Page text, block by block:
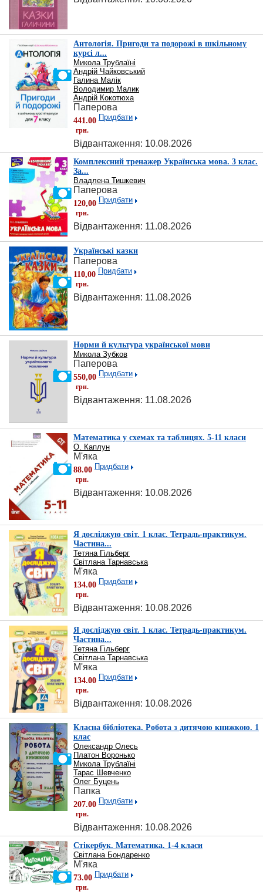
Антологія. Пригоди та подорожі в шкільному
курсі л...
Микола Трублаїні
Андрій Чайковський
Галина Малік
Володимир Малик
Андрій Кокотюха
Паперова
441.00
грн.
Придбати
Відвантаження: 10.08.2026
Комплексний тренажер Українська мова. 3 клас.
За...
Владлена Тишкевич
Паперова
120,00
грн.
Придбати
Відвантаження: 11.08.2026
Українські казки
Паперова
110,00
грн.
Придбати
Відвантаження: 11.08.2026
Норми й культура української мови
Микола Зубков
Паперова
550,00
грн.
Придбати
Відвантаження: 11.08.2026
Математика у схемах та таблицях. 5-11 класи
О. Каплун
М'яка
88.00
грн.
Придбати
Відвантаження: 10.08.2026
Я досліджую світ. 1 клас. Тетрадь-практикум.
Частина...
Тетяна Гільберг
Світлана Тарнавська
М'яка
134.00
грн.
Придбати
Відвантаження: 10.08.2026
Я досліджую світ. 1 клас. Тетрадь-практикум.
Частина...
Тетяна Гільберг
Світлана Тарнавська
М'яка
134.00
грн.
Придбати
Відвантаження: 10.08.2026
Класна бібліотека. Робота з дитячою книжкою. 1
клас
Олександр Олесь
Платон Воронько
Микола Трублаїні
Тарас Шевченко
Олег Буцень
Папка
207.00
грн.
Придбати
Відвантаження: 10.08.2026
Стікербук. Математика. 1-4 класи
Світлана Бондаренко
М'яка
73.00
грн.
Придбати